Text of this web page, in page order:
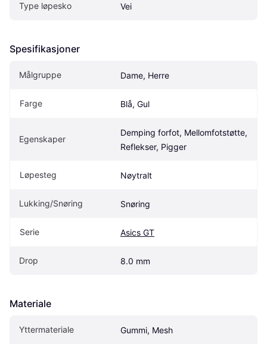
Type løpesko Vei
Spesifikasjoner
Målgruppe Dame, Herre
Farge Blå, Gul
Egenskaper
Demping forfot, Mellomfotstøtte,
Reflekser, Pigger
Løpesteg Nøytralt
Lukking/Snøring Snøring
Serie Asics GT
Drop 8.0 mm
Materiale
Yttermateriale Gummi, Mesh